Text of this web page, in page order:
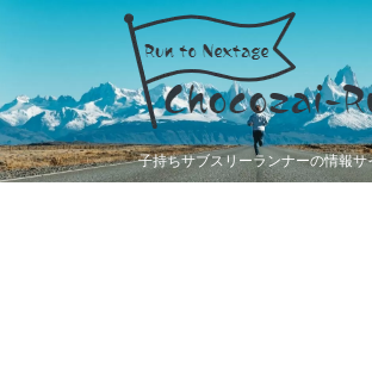
子持ちサブスリーランナーの情報サ